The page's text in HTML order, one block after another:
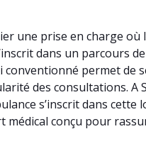
une prise en charge
dans un parcours
permet de
des consultations.
s’inscrit dans cette
médical conçu pour